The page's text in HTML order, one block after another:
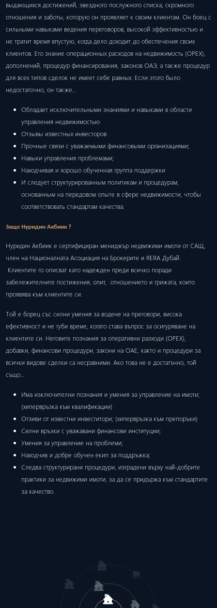
выдающихся достижений, звездного послужного списка, скромного
отношения и заботы, которую он проявляет к своим клиентам. Он боец ​​с
сильными навыками ведения переговоров, высокой эффективностью и
не тратит время впустую, когда дело доходит до обеспечения своих
клиентов. Его знание операционных расходов на недвижимость (OPEX),
дополнений, процедур финансирования, законов ОАЭ, а также процедур
для всех типов сделок не имеет себе равных. Если этого было
недостаточно, он также…
Обладает исключительными знаниями и навыками в области
управления недвижимостью
Отзывы известных инвесторов
Прочные связи с уважаемыми финансовыми организациями;
Навыки управления проблемами;
Находчивая и хорошо обученная группа поддержки
И следует структурированным политикам и процедурам,
основанным на передовом опыте в сфере недвижимости, чтобы
соответствовать стандартам качества.
Защо Нуридин Акбиик ?
Нуридин Акбиик е сертифициран мениджър недвижими имоти от САЩ,
член на Националната Асоциация на Брокерите и RERA Дубай.
Клиентите го описват като надежден преди всичко поради
забележителните постижения, опит, отношението и грижата, които
проявява към клиентите си.
Той е борец със силни умения за водене на преговори, висока
ефективност и не губи време, когато става въпрос за осигуряване на
клиентите си. Неговите познания за оперативни разходи (ОРЕХ),
добавки, финансови процедури, закони на ОАЕ, както и процедури за
всички видове сделки са несравними. Ако това не е достатъчно, той
също…
Има изключителни познания и умения за управление на имоти;
(хипервръзка към квалификации)
Отзиви от известни инвеститори; (хипервръзка към препоръки)
Силни връзки с уважавани финансови институции;
Умения за управление на проблеми;
Находчив и добре обучен екип за поддръжка;
Следва структурирани процедури, изградени върху най-добрите
практики за недвижими имоти, за да се придържа към стандартите
за качество.